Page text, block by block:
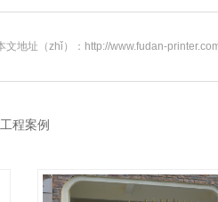
文地址（zhǐ）：http://www.fudan-
程案例